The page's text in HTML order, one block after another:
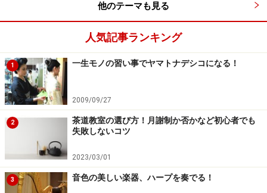
他のテーマも見る
人気記事ランキング
1 一生モノの習い事でヤマトナデシコになる！
2009/09/27
2
茶道教室の選び方！月謝制か否かなど初心者でも
失敗しないコツ
2023/03/01
3 音色の美しい楽器、ハープを奏でる！